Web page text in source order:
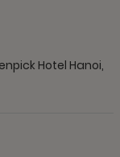
Hotel Hanoi,